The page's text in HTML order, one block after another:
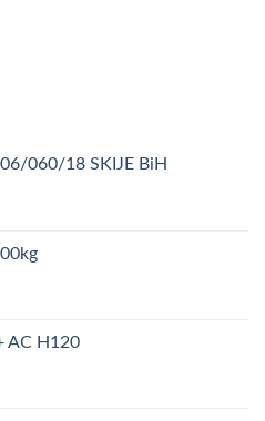
060/18 SKIJE BiH
AC H120